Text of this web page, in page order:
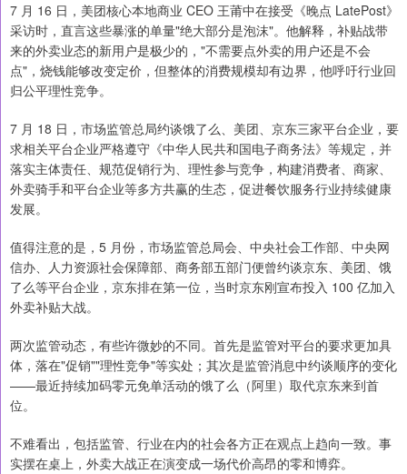
7 月 16 日，美团核心本地商业 CEO 王莆中在接受《晚点 LatePost》
采访时，直言这些暴涨的单量"绝大部分是泡沫"。他解释，补贴战带
来的外卖业态的新用户是极少的，"不需要点外卖的用户还是不会
点"，烧钱能够改变定价，但整体的消费规模却有边界，他呼吁行业回
归公平理性竞争。
7 月 18 日，市场监管总局约谈饿了么、美团、京东三家平台企业，要
求相关平台企业严格遵守《中华人民共和国电子商务法》等规定，并
落实主体责任、规范促销行为、理性参与竞争，构建消费者、商家、
外卖骑手和平台企业等多方共赢的生态，促进餐饮服务行业持续健康
发展。
值得注意的是，5 月份，市场监管总局会、中央社会工作部、中央网
信办、人力资源社会保障部、商务部五部门便曾约谈京东、美团、饿
了么等平台企业，京东排在第一位，当时京东刚宣布投入 100 亿加入
外卖补贴大战。
两次监管动态，有些许微妙的不同。首先是监管对平台的要求更加具
体，落在"促销""理性竞争"等实处；其次是监管消息中约谈顺序的变化
——最近持续加码零元免单活动的饿了么（阿里）取代京东来到首
位。
不难看出，包括监管、行业在内的社会各方正在观点上趋向一致。事
实摆在桌上，外卖大战正在演变成一场代价高昂的零和博弈。